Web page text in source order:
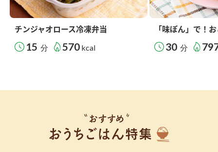
チンジャオロース冷凍弁当
15 分 570 kcal
「味ぽん」で！
30 分